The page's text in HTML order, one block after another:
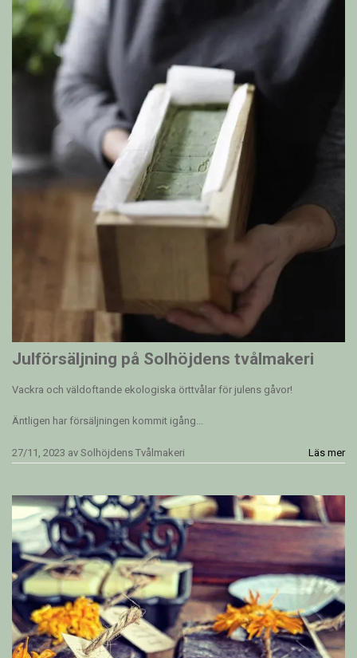
Julförsäljning på Solhöjdens tvålmakeri
Vackra och väldoftande ekologiska örttvålar för julens gåvor!
Äntligen har försäljningen kommit igång...
27/11, 2023 av Solhöjdens Tvålmakeri Läs mer